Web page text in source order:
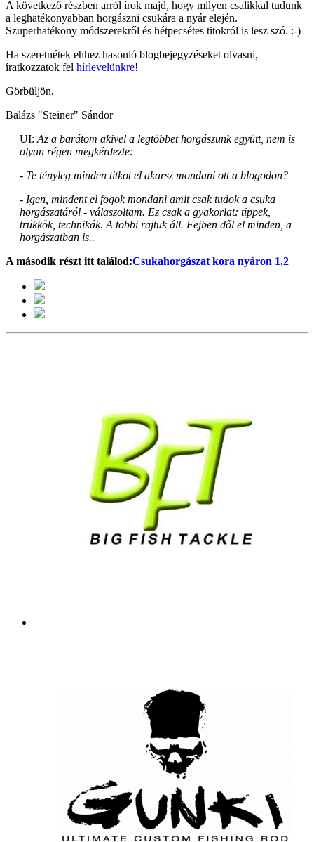
A következő részben arról írok majd, hogy milyen csalikkal tudunk
a leghatékonyabban horgászni csukára a nyár elején.
Szuperhatékony módszerekről és hétpecsétes titokról is lesz szó. :-)
Ha szeretnétek ehhez hasonló blogbejegyzéseket olvasni,
íratkozzatok fel hírlevelünkre!
Görbüljön,
Balázs "Steiner" Sándor
UI: Az a barátom akivel a legtöbbet horgászunk együtt, nem is
olyan régen megkérdezte:
- Te tényleg minden titkot el akarsz mondani ott a blogodon?
- Igen, mindent el fogok mondani amit csak tudok a csuka
horgászatáról - válaszoltam. Ez csak a gyakorlat: tippek,
trükkök, technikák. A többi rajtuk áll. Fejben dől el minden, a
horgászatban is..
A második részt itt találod:Csukahorgászat kora nyáron 1.2